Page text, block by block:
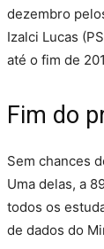
dezembro
Izalci Lucas
até o fim de
Fim do
Sem chances
Uma delas, a
todos os
de dados do